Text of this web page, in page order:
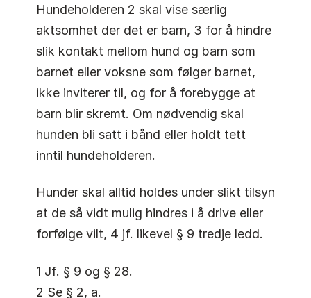
Hundeholderen 2 skal vise særlig
aktsomhet der det er barn, 3 for å hindre
slik kontakt mellom hund og barn som
barnet eller voksne som følger barnet,
ikke inviterer til, og for å forebygge at
barn blir skremt. Om nødvendig skal
hunden bli satt i bånd eller holdt tett
inntil hundeholderen.
Hunder skal alltid holdes under slikt tilsyn
at de så vidt mulig hindres i å drive eller
forfølge vilt, 4 jf. likevel § 9 tredje ledd.
1 Jf. § 9 og § 28.
2 Se § 2, a.